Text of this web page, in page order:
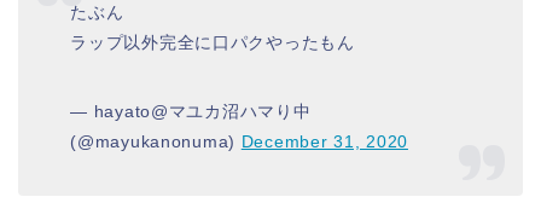
たぶん
ラップ以外完全に口パクやったもん
— hayato@マユカ沼ハマり中
(@mayukanonuma) December 31, 2020